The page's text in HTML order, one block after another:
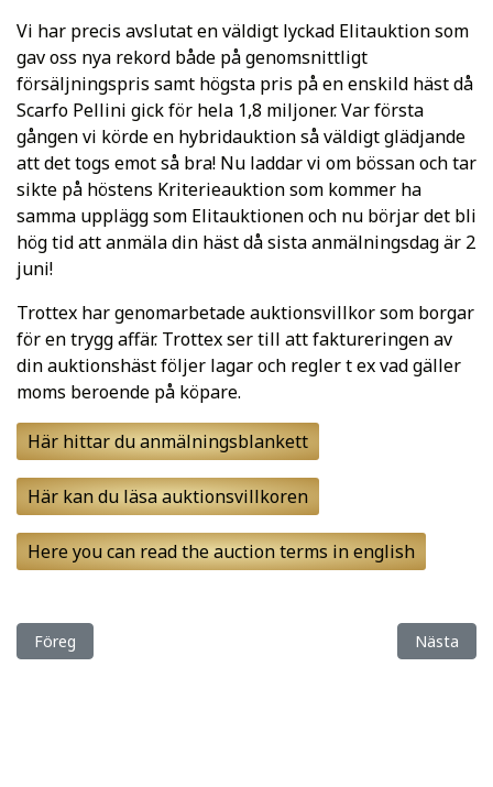
Vi har precis avslutat en väldigt lyckad Elitauktion som
gav oss nya rekord både på genomsnittligt
försäljningspris samt högsta pris på en enskild häst då
Scarfo Pellini gick för hela 1,8 miljoner. Var första
gången vi körde en hybridauktion så väldigt glädjande
att det togs emot så bra! Nu laddar vi om bössan och tar
sikte på höstens Kriterieauktion som kommer ha
samma upplägg som Elitauktionen och nu börjar det bli
hög tid att anmäla din häst då sista anmälningsdag är 2
juni!
Trottex har genomarbetade auktionsvillkor som borgar
för en trygg affär. Trottex ser till att faktureringen av
din auktionshäst följer lagar och regler t ex vad gäller
moms beroende på köpare.
Här hittar du anmälningsblankett
Här kan du läsa auktionsvillkoren
Here you can read the auction terms in english
Föregående artikel: Nu har vi startat en avelspodd!
Föreg Nästa
Nästa